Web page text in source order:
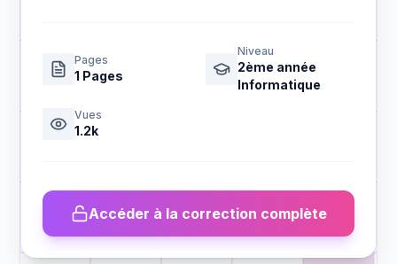
Pages
1 Pages
Niveau
2ème année
Informatique
Vues
1.2k
Accéder à la correction complète